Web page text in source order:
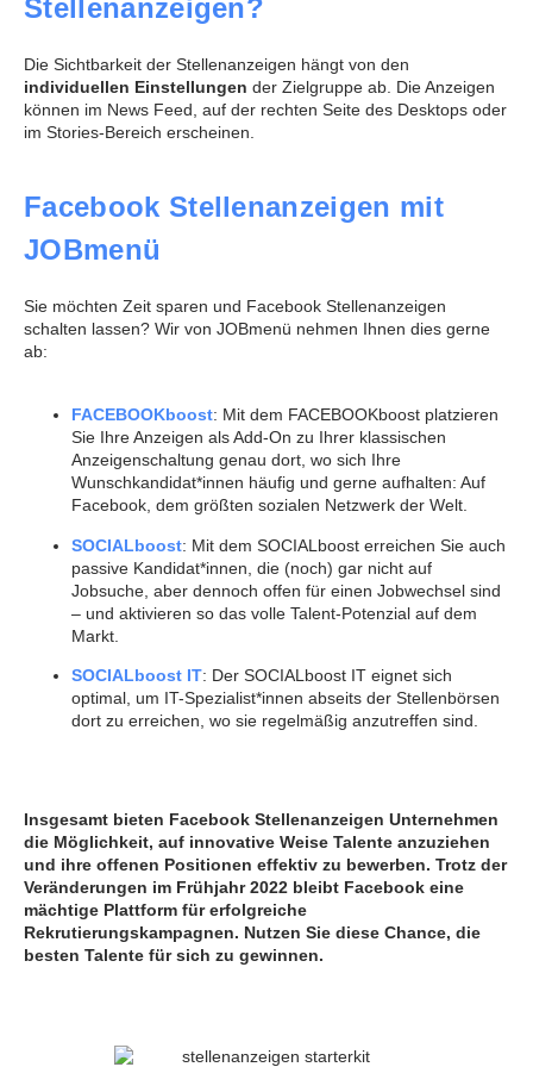
Stellenanzeigen?
Die Sichtbarkeit der Stellenanzeigen hängt von den
individuellen Einstellungen der Zielgruppe ab. Die Anzeigen
können im News Feed, auf der rechten Seite des Desktops oder
im Stories-Bereich erscheinen.
Facebook Stellenanzeigen mit
JOBmenü
Sie möchten Zeit sparen und Facebook Stellenanzeigen
schalten lassen? Wir von JOBmenü nehmen Ihnen dies gerne
ab:
FACEBOOKboost: Mit dem FACEBOOKboost platzieren
Sie Ihre Anzeigen als Add-On zu Ihrer klassischen
Anzeigenschaltung genau dort, wo sich Ihre
Wunschkandidat*innen häufig und gerne aufhalten: Auf
Facebook, dem größten sozialen Netzwerk der Welt.
SOCIALboost: Mit dem SOCIALboost erreichen Sie auch
passive Kandidat*innen, die (noch) gar nicht auf
Jobsuche, aber dennoch offen für einen Jobwechsel sind
– und aktivieren so das volle Talent-Potenzial auf dem
Markt.
SOCIALboost IT: Der SOCIALboost IT eignet sich
optimal, um IT-Spezialist*innen abseits der Stellenbörsen
dort zu erreichen, wo sie regelmäßig anzutreffen sind.
Insgesamt bieten Facebook Stellenanzeigen Unternehmen
die Möglichkeit, auf innovative Weise Talente anzuziehen
und ihre offenen Positionen effektiv zu bewerben. Trotz der
Veränderungen im Frühjahr 2022 bleibt Facebook eine
mächtige Plattform für erfolgreiche
Rekrutierungskampagnen. Nutzen Sie diese Chance, die
besten Talente für sich zu gewinnen.